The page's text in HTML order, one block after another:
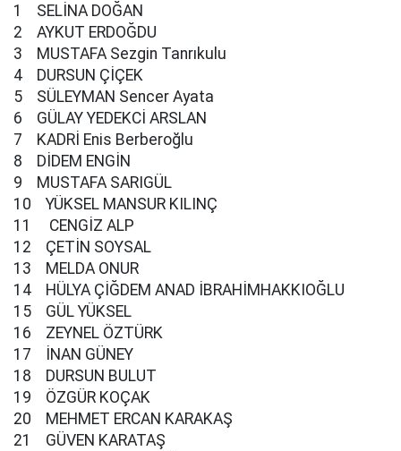
1 SELİNA DOĞAN
2 AYKUT ERDOĞDU
3 MUSTAFA Sezgin Tanrıkulu
4 DURSUN ÇİÇEK
5 SÜLEYMAN Sencer Ayata
6 GÜLAY YEDEKCİ ARSLAN
7 KADRİ Enis Berberoğlu
8 DİDEM ENGİN
9 MUSTAFA SARIGÜL
10 YÜKSEL MANSUR KILINÇ
11 CENGİZ ALP
12 ÇETİN SOYSAL
13 MELDA ONUR
14 HÜLYA ÇİĞDEM ANAD İBRAHİMHAKKIOĞLU
15 GÜL YÜKSEL
16 ZEYNEL ÖZTÜRK
17 İNAN GÜNEY
18 DURSUN BULUT
19 ÖZGÜR KOÇAK
20 MEHMET ERCAN KARAKAŞ
21 GÜVEN KARATAŞ